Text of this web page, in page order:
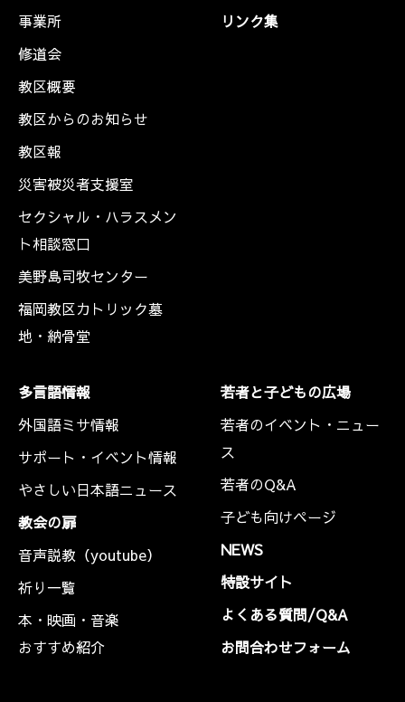
事業所
修道会
教区概要
教区からのお知らせ
教区報
災害被災者支援室
セクシャル・ハラスメン
ト相談窓口
美野島司牧センター
福岡教区カトリック墓
地・納骨堂
リンク集
多言語情報
外国語ミサ情報
サポート・イベント情報
やさしい日本語ニュース
教会の扉
音声説教（youtube）
祈り一覧
本・映画・音楽
おすすめ紹介
若者と子どもの広場
若者のイベント・ニュー
ス
若者のQ&A
子ども向けページ
NEWS
特設サイト
よくある質問/Q&A
お問合わせフォーム